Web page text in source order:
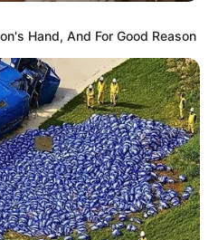
Impressum & Kontakt
Smartphone Startseite
Hand, And For Good Reason